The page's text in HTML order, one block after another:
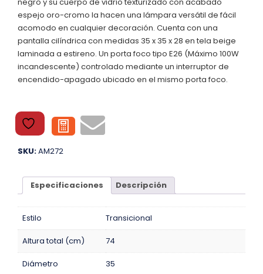
espejo oro-cromo la hacen una lámpara versátil de fácil
acomodo en cualquier decoración. Cuenta con una
pantalla cilíndrica con medidas 35 x 35 x 28 en tela beige
laminada a estireno. Un porta foco tipo E26 (Máximo 100W
incandescente) controlado mediante un interruptor de
encendido-apagado ubicado en el mismo porta foco.
SKU:AM272
Especificaciones Descripción
Estilo Transicional
Altura total (cm) 74
Diámetro 35